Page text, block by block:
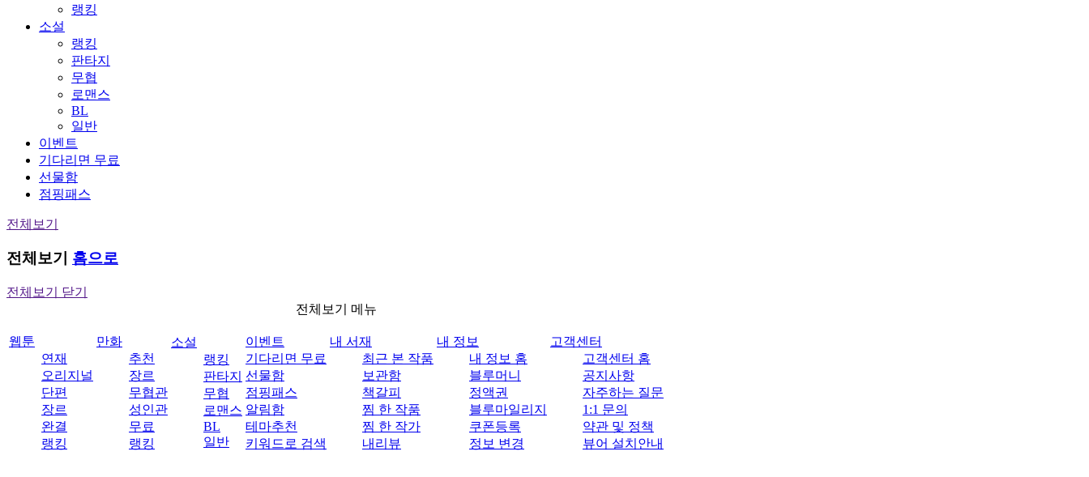
랭킹
소설
랭킹
판타지
무협
로맨스
BL
일반
이벤트
기다리면 무료
선물함
점핑패스
전체보기
전체보기 홈으로
전체보기 닫기
전체보기 메뉴
웹툰
연재
오리지널
단편
장르
완결
랭킹
만화
추천
장르
무협관
성인관
무료
랭킹
소설
랭킹
판타지
무협
로맨스
BL
일반
이벤트
기다리면 무료
선물함
점핑패스
알림함
테마추천
키워드로 검색
내 서재
최근 본 작품
보관함
책갈피
찜 한 작품
찜 한 작가
내리뷰
내 정보
내 정보 홈
블루머니
정액권
블루마일리지
쿠폰등록
정보 변경
고객센터
고객센터 홈
공지사항
자주하는 질문
1:1 문의
약관 및 정책
뷰어 설치안내